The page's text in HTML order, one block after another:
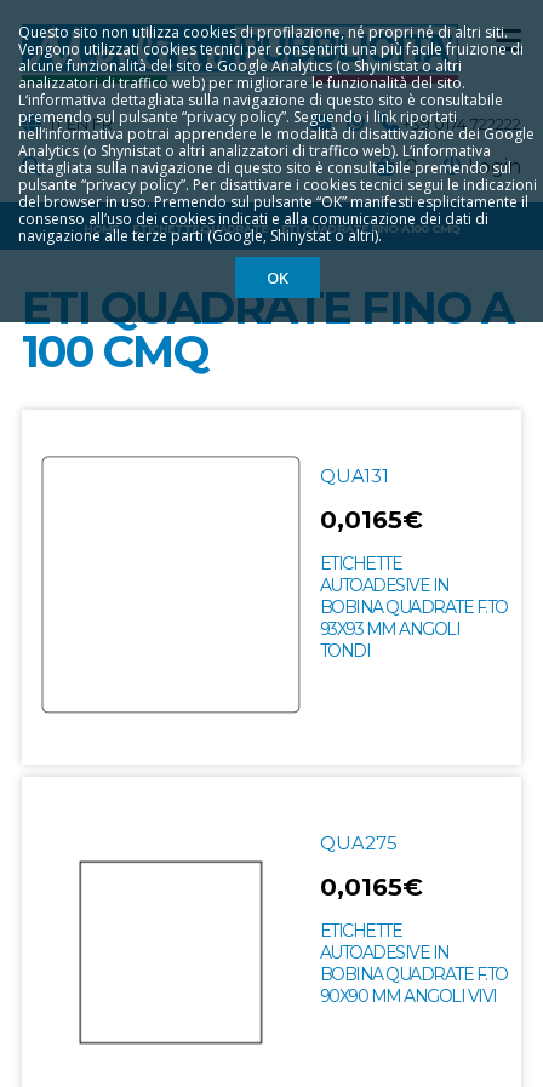
Questo sito non utilizza cookies di profilazione, né propri né di altri siti.
Vengono utilizzati cookies tecnici per consentirti una più facile fruizione di
alcune funzionalità del sito e Google Analytics (o Shyinistat o altri
analizzatori di traffico web) per migliorare le funzionalità del sito.
L‘informativa dettagliata sulla navigazione di questo sito è consultabile
premendo sul pulsante “privacy policy”. Seguendo i link riportati
nell‘informativa potrai apprendere le modalità di disattivazione dei Google
Analytics (o Shynistat o altri analizzatori di traffico web). L‘informativa
dettagliata sulla navigazione di questo sito è consultabile premendo sul
pulsante “privacy policy”. Per disattivare i cookies tecnici segui le indicazioni
del browser in uso. Premendo sul pulsante “OK” manifesti esplicitamente il
consenso all‘uso dei cookies indicati e alla comunicazione dei dati di
navigazione alle terze parti (Google, Shinystat o altri).
OK
IT EN FR +39 0174 722222
Login
0
HOME ETICHETTE QUADRATE ETI QUADRATE FINO A 100 CMQ
ETI QUADRATE FINO A
100 CMQ
QUA131
0,0165€
ETICHETTE
AUTOADESIVE IN
BOBINA QUADRATE F.TO
93X93 MM ANGOLI
TONDI
QUA275
0,0165€
ETICHETTE
AUTOADESIVE IN
BOBINA QUADRATE F.TO
90X90 MM ANGOLI VIVI